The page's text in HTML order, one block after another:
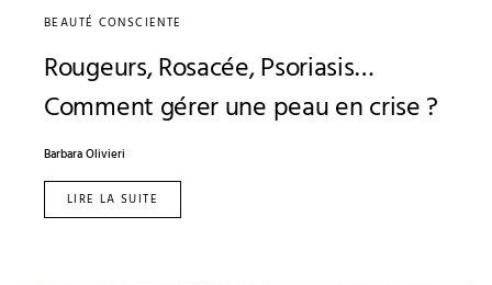
BEAUTÉ CONSCIENTE
Rougeurs, Rosacée, Psoriasis…
Comment gérer une peau en crise ?
Barbara Olivieri
LIRE LA SUITE